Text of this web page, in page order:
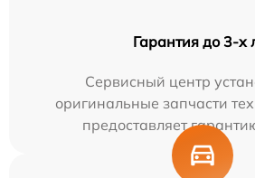
Гарантия до 3-х
Сервисный центр
оригинальные запчасти
предоставляет